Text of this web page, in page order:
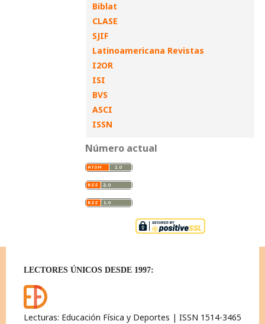
Biblat
CLASE
SJIF
Latinoamericana Revistas
I2OR
ISI
BVS
ASCI
ISSN
Número actual
LECTORES ÚNICOS DESDE 1997:
Lecturas: Educación Física y Deportes | ISSN 1514-3465